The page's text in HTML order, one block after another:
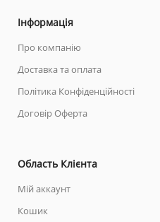
Інформація
Про компанію
Доставка та оплата
Політика Конфіденційності
Договір Оферта
Область Клієнта
Мій аккаунт
Кошик